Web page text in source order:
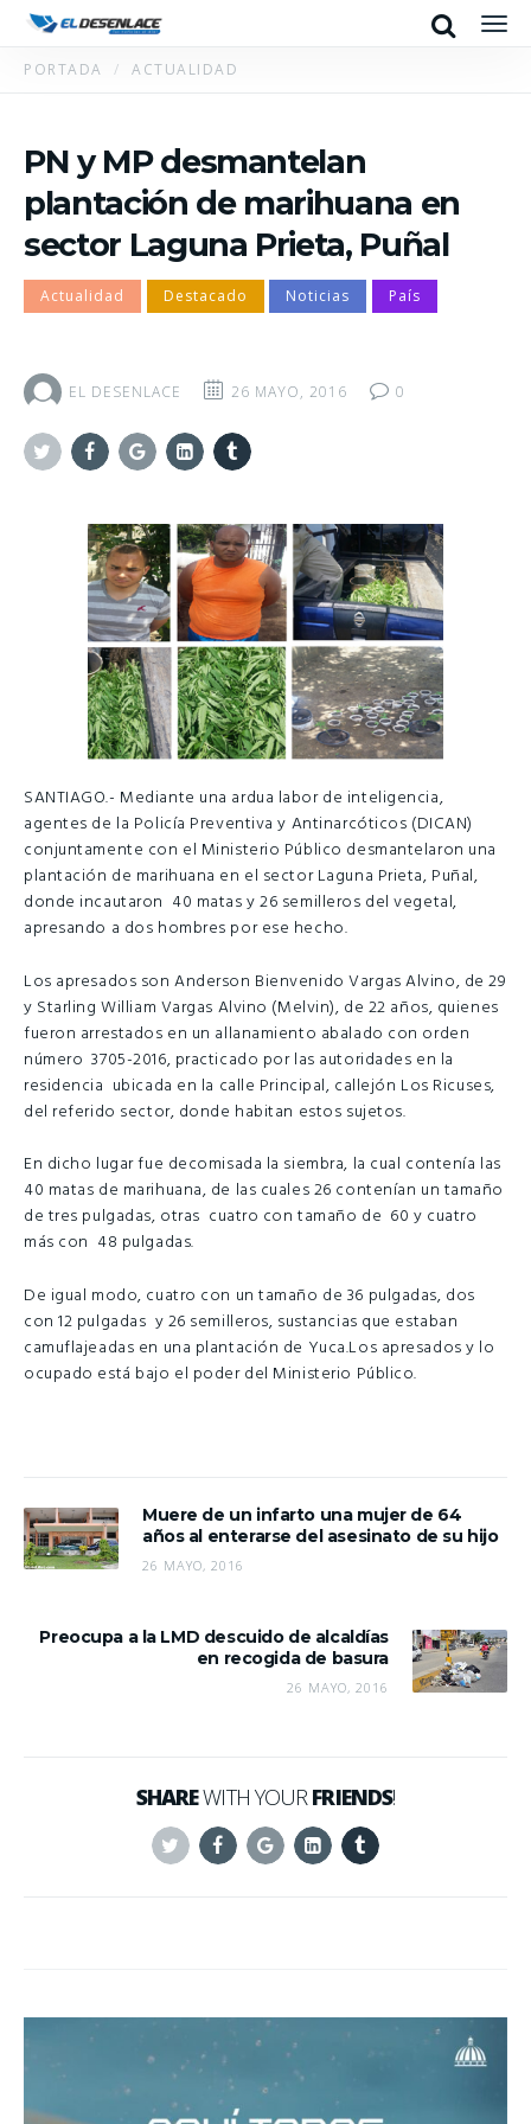
Search
PORTADA ACTUALIDAD
PN y MP desmantelan
plantación de marihuana en
sector Laguna Prieta, Puñal
Actualidad Destacado Noticias País
EL DESENLACE 26 MAYO, 2016 0
SANTIAGO.- Mediante una ardua labor de inteligencia,
agentes de la Policía Preventiva y Antinarcóticos (DICAN)
conjuntamente con el Ministerio Público desmantelaron una
plantación de marihuana en el sector Laguna Prieta, Puñal,
donde incautaron 40 matas y 26 semilleros del vegetal,
apresando a dos hombres por ese hecho.
Los apresados son Anderson Bienvenido Vargas Alvino, de 29
y Starling William Vargas Alvino (Melvin), de 22 años, quienes
fueron arrestados en un allanamiento abalado con orden
número 3705-2016, practicado por las autoridades en la
residencia ubicada en la calle Principal, callejón Los Ricuses,
del referido sector, donde habitan estos sujetos.
En dicho lugar fue decomisada la siembra, la cual contenía las
40 matas de marihuana, de las cuales 26 contenían un tamaño
de tres pulgadas, otras cuatro con tamaño de 60 y cuatro
más con 48 pulgadas.
De igual modo, cuatro con un tamaño de 36 pulgadas, dos
con 12 pulgadas y 26 semilleros, sustancias que estaban
camuflajeadas en una plantación de Yuca.Los apresados y lo
ocupado está bajo el poder del Ministerio Público.
Muere de un infarto una mujer de 64
años al enterarse del asesinato de su hijo
26 MAYO, 2016
Preocupa a la LMD descuido de alcaldías
en recogida de basura
26 MAYO, 2016
SHAREWITH YOUR FRIENDS!